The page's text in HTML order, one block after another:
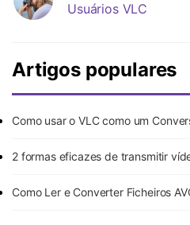
Usuários VLC
Artigos populares
Como usar o VLC como um
2 formas eficazes de transmitir
Como Ler e Converter Ficheiros